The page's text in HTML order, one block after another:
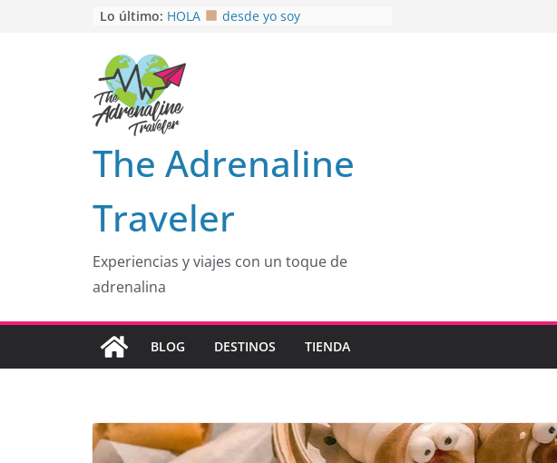
Lo último: HOLA
desde yo soy
EL SENDERO DEL CACAO: Excelente
opción
HOSPEDAJE AL NATURALSHH !!
En
MULITO!
The Adrenaline
Traveler
Experiencias y viajes con un toque de
adrenalina
BLOG DESTINOS TIENDA